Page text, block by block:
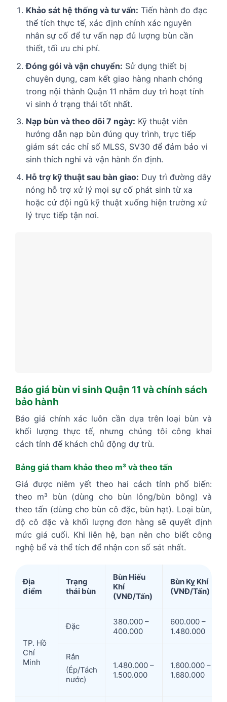
Khảo sát hệ thống và tư vấn: Tiến hành đo đạc
thể tích thực tế, xác định chính xác nguyên
nhân sự cố để tư vấn nạp đủ lượng bùn cần
thiết, tối ưu chi phí.
Đóng gói và vận chuyển: Sử dụng thiết bị
chuyên dụng, cam kết giao hàng nhanh chóng
trong nội thành Quận 11 nhằm duy trì hoạt tính
vi sinh ở trạng thái tốt nhất.
Nạp bùn và theo dõi 7 ngày: Kỹ thuật viên
hướng dẫn nạp bùn đúng quy trình, trực tiếp
giám sát các chỉ số MLSS, SV30 để đảm bảo vi
sinh thích nghi và vận hành ổn định.
Hỗ trợ kỹ thuật sau bàn giao: Duy trì đường dây
nóng hỗ trợ xử lý mọi sự cố phát sinh từ xa
hoặc cử đội ngũ kỹ thuật xuống hiện trường xử
lý trực tiếp tận nơi.
Báo giá bùn vi sinh Quận 11 và chính sách
bảo hành
Báo giá chính xác luôn cần dựa trên loại bùn và
khối lượng thực tế, nhưng chúng tôi công khai
cách tính để khách chủ động dự trù.
Bảng giá tham khảo theo m³ và theo tấn
Giá được niêm yết theo hai cách tính phổ biến:
theo m³ bùn (dùng cho bùn lỏng/bùn bông) và
theo tấn (dùng cho bùn cô đặc, bùn hạt). Loại bùn,
độ cô đặc và khối lượng đơn hàng sẽ quyết định
mức giá cuối. Khi liên hệ, bạn nên cho biết công
nghệ bể và thể tích để nhận con số sát nhất.
Địa
điểm
Trạng
thái bùn
Bùn Hiếu
Khí
(VNĐ/Tấn)
Bùn Kỵ Khí
(VNĐ/Tấn)
TP. Hồ
Chí
Minh
Đặc
380.000 –
400.000
600.000 –
1.480.000
Rắn
(Ép/Tách
nước)
1.480.000 –
1.500.000
1.600.000 –
1.680.000